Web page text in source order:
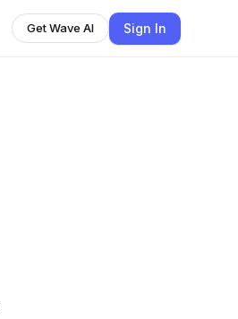
Get Wave AI Sign In